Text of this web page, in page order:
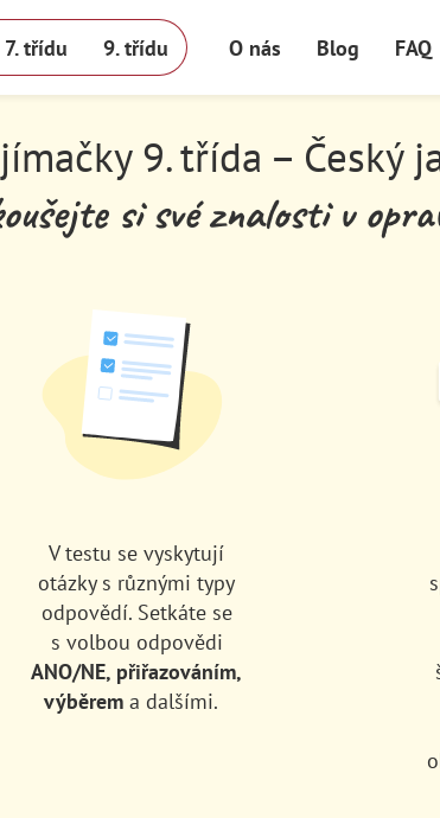
7. třídu 9. třídu O nás Blog FAQ
9. třída – Český
si své znalosti v
V testu se vyskytují
otázky s různými typy
odpovědí. Setkáte se
s volbou odpovědi
ANO/NE, přiřazováním,
výběrem a dalšími.